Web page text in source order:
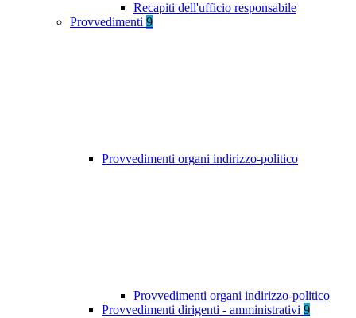
Recapiti dell'ufficio responsabile
Provvedimenti 9
Provvedimenti organi indirizzo-politico
Provvedimenti organi indirizzo-politico
Provvedimenti dirigenti - amministrativi 9